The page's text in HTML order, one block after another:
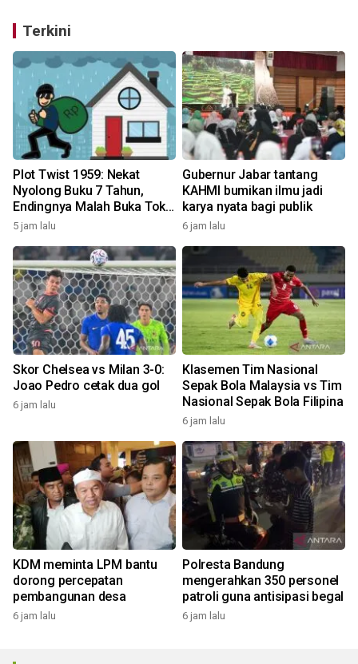
Terkini
Plot Twist 1959: Nekat
Nyolong Buku 7 Tahun,
Endingnya Malah Buka Toko
Saingan!
5 jam lalu
Gubernur Jabar tantang
KAHMI bumikan ilmu jadi
karya nyata bagi publik
6 jam lalu
Skor Chelsea vs Milan 3-0:
Joao Pedro cetak dua gol
6 jam lalu
Klasemen Tim Nasional
Sepak Bola Malaysia vs Tim
Nasional Sepak Bola Filipina
6 jam lalu
KDM meminta LPM bantu
dorong percepatan
pembangunan desa
6 jam lalu
Polresta Bandung
mengerahkan 350 personel
patroli guna antisipasi begal
6 jam lalu